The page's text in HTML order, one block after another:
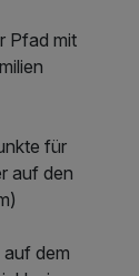
Pfad mit
für
auf den
dem